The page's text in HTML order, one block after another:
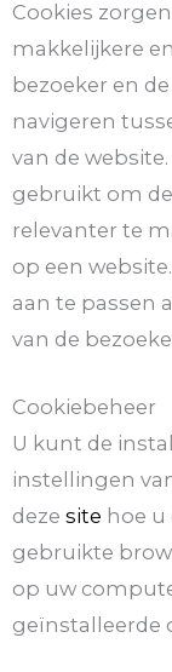
Cookies
makkelijkere
bezoeker en
navigeren
van de
gebruikt om
relevanter te
op een
aan te passen
van de
Cookiebeheer
U kunt de
instellingen
deze site hoe u
gebruikte
op uw
geïnstalleerde